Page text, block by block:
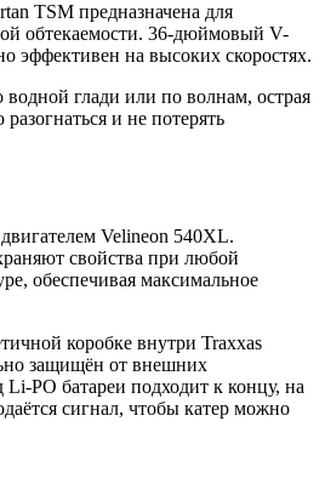
TSM предназначена для
обтекаемости. 36-дюймовый V-
эффективен на высоких скоростях.
глади или по волнам, острая
и не потерять
Velineon 540XL.
свойства при любой
обеспечивая максимальное
коробке внутри Traxxas
защищён от внешних
PO батареи подходит к концу, на
сигнал, чтобы катер можно